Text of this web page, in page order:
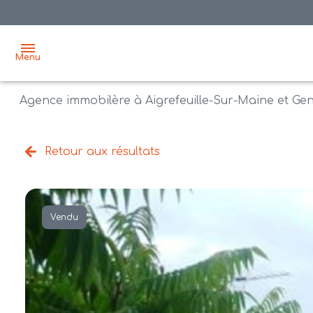
Menu
acheter
biens
vente
vendus
agences
recrutement
estimation
Agence immobilère à Aigrefeuille-Sur-Maine et
Retour aux résultats
Vendu